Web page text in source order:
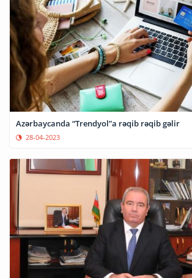
Azərbaycanda “Trendyol”a rəqib rəqib gəlir
28-04-2023